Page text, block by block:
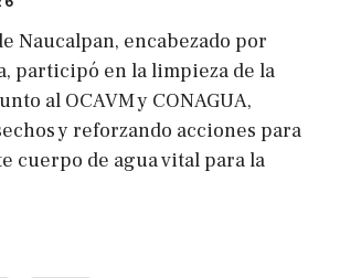
Naucalpan, encabezado por
participó en la limpieza de la
al OCAVM y CONAGUA,
y reforzando acciones para
cuerpo de agua vital para la